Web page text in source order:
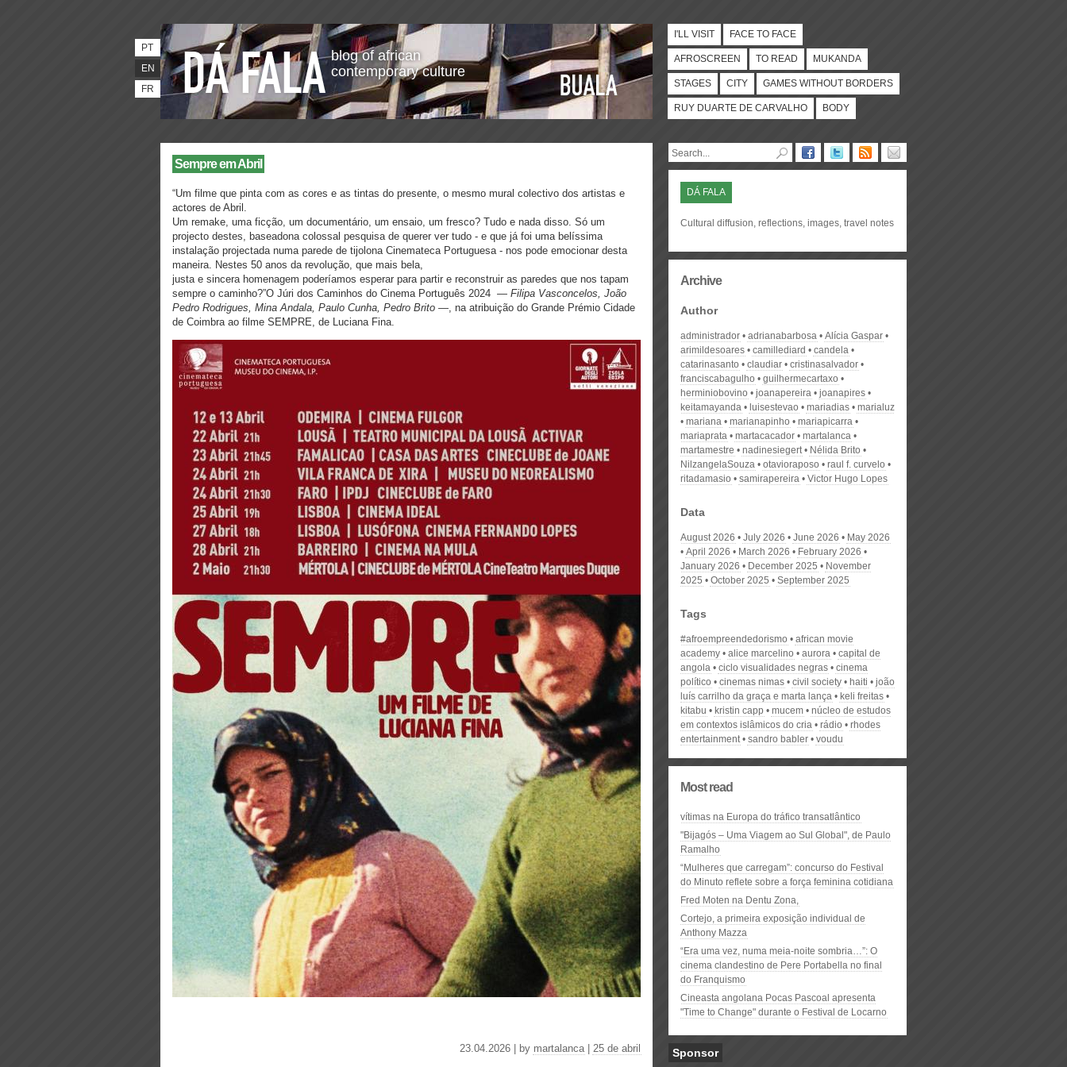
blog of african
contemporary culture
PT
EN
FR
I'LL VISIT FACE TO FACE
AFROSCREEN TO READ MUKANDA
STAGES CITY GAMES WITHOUT BORDERS
RUY DUARTE DE CARVALHO BODY
Sempre em Abril
“Um filme que pinta com as cores e as tintas do presente, o mesmo mural colectivo dos artistas e
actores de Abril.
Um remake, uma ficção, um documentário, um ensaio, um fresco? Tudo e nada disso. Só um
projecto destes, baseadona colossal pesquisa de querer ver tudo - e que já foi uma belíssima
instalação projectada numa parede de tijolona Cinemateca Portuguesa - nos pode emocionar desta
maneira. Nestes 50 anos da revolução, que mais bela,
justa e sincera homenagem poderíamos esperar para partir e reconstruir as paredes que nos tapam
sempre o caminho?”O Júri dos Caminhos do Cinema Português 2024 — Filipa Vasconcelos, João
Pedro Rodrigues, Mina Andala, Paulo Cunha, Pedro Brito —, na atribuição do Grande Prémio Cidade
de Coimbra ao filme SEMPRE, de Luciana Fina.
23.04.2026 | by martalanca| 25 de abril
DÁ FALA
Cultural diffusion, reflections, images, travel notes
Archive
Author
administrador adrianabarbosa
Alícia Gaspar
arimildesoares
camillediard
candela
catarinasanto
claudiar
cristinasalvador
franciscabagulho
guilhermecartaxo
herminiobovino
joanapereira
joanapires
keitamayanda
luisestevao mariadias
marialuz
mariana
marianapinho
mariapicarra
mariaprata
martacacador
martalanca
martamestre
nadinesiegert
Nélida Brito
NilzangelaSouza
otavioraposo
raul f. curvelo
ritadamasio
samirapereira Victor Hugo Lopes
Data
August 2026 July 2026 June 2026
May 2026
April 2026
March 2026
February 2026
January 2026
December 2025
November
2025
October 2025 September 2025
Tags
#afroempreendedorismo
african movie
academy
alice marcelino aurora
capital de
angola
ciclo visualidades negras
cinema
político
cinemas nimas civil society haiti
joão
luís carrilho da graça e marta lança
keli freitas
kitabu
kristin capp mucem
núcleo de estudos
em contextos islâmicos do cria
rádio
rhodes
entertainment
sandro babler voudu
Most read
vítimas na Europa do tráfico transatlântico
"Bijagós – Uma Viagem ao Sul Global", de Paulo
Ramalho
“Mulheres que carregam”: concurso do Festival
do Minuto reflete sobre a força feminina cotidiana
Fred Moten na Dentu Zona,
Cortejo, a primeira exposição individual de
Anthony Mazza
“Era uma vez, numa meia-noite sombria…”: O
cinema clandestino de Pere Portabella no final
do Franquismo
Cineasta angolana Pocas Pascoal apresenta
"Time to Change" durante o Festival de Locarno
Sponsor